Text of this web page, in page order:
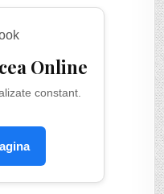
Online
constant.